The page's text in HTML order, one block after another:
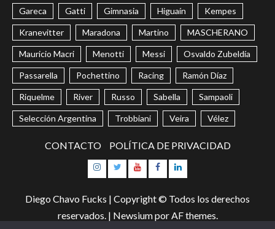
Gareca Gatti Gimnasia Higuaín Kempes
Kranevitter Maradona Martino MASCHERANO
Mauricio Macri Menotti Messi Osvaldo Zubeldía
Passarella Pochettino Racing Ramón Díaz
Riquelme River Russo Sabella Sampaoli
Selección Argentina Trobbiani Veira Vélez
CONTACTO POLÍTICA DE PRIVACIDAD
Instagram
Twitter
Youtube
Facebook
LinkedIn
Diego Chavo Fucks | Copyright © Todos los derechos
reservados. | Newsiumpor AF themes.